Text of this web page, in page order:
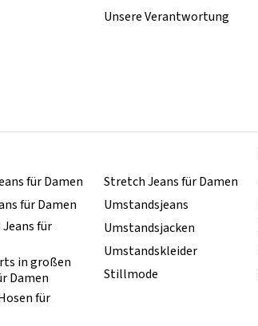
Unsere Verantwortung
für Damen
für Damen
für
in großen
Damen
für
Stretch Jeans für Damen
Umstandsjeans
Umstandsjacken
Umstandskleider
Stillmode